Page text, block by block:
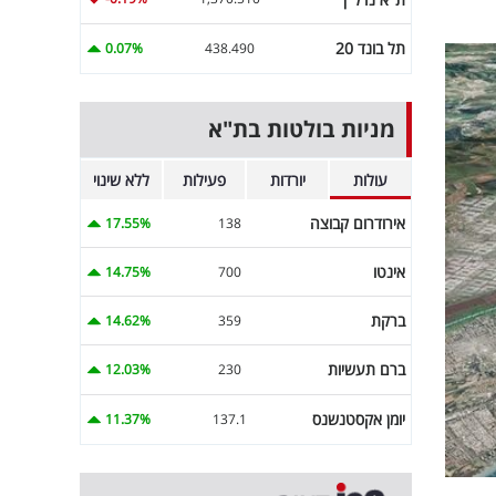
תל בונד 20 438.490
0.07%
מניות בולטות בת"א
עולות יורדות פעילות ללא שינוי
אירודרום קבוצה 138
17.55%
אינטו 700
14.75%
ברקת 359
14.62%
ברם תעשיות 230
12.03%
יומן אקסטנשנס 137.1
11.37%